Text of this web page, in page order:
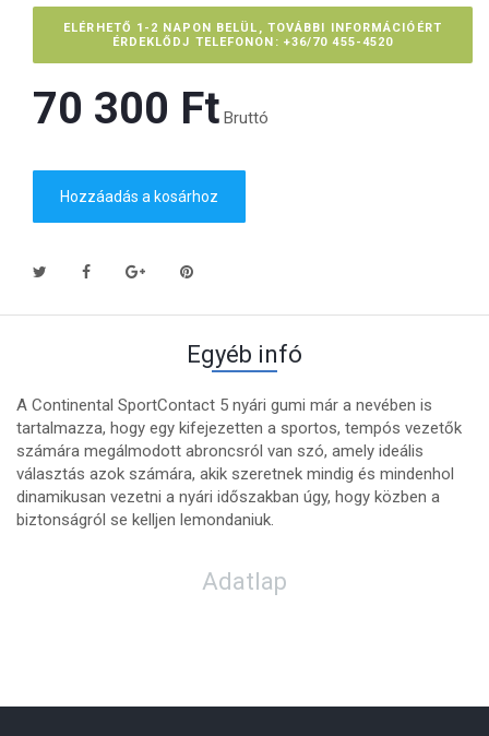
ELÉRHETŐ 1-2 NAPON BELÜL, TOVÁBBI INFORMÁCIÓÉRT
ÉRDEKLŐDJ TELEFONON: +36/70 455-4520
70 300 Ft‎ Bruttó
Hozzáadás a kosárhoz
Egyéb infó
A Continental SportContact 5 nyári gumi már a nevében is
tartalmazza, hogy egy kifejezetten a sportos, tempós vezetők
számára megálmodott abroncsról van szó, amely ideális
választás azok számára, akik szeretnek mindig és mindenhol
dinamikusan vezetni a nyári időszakban úgy, hogy közben a
biztonságról se kelljen lemondaniuk.
Adatlap